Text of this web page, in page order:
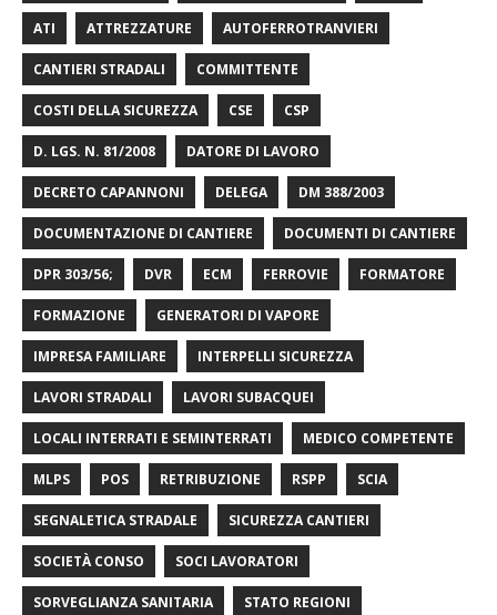
ATI ATTREZZATURE AUTOFERROTRANVIERI
CANTIERI STRADALI COMMITTENTE
COSTI DELLA SICUREZZA CSE CSP
D. LGS. N. 81/2008 DATORE DI LAVORO
DECRETO CAPANNONI DELEGA DM 388/2003
DOCUMENTAZIONE DI CANTIERE DOCUMENTI DI CANTIERE
DPR 303/56; DVR ECM FERROVIE FORMATORE
FORMAZIONE GENERATORI DI VAPORE
IMPRESA FAMILIARE INTERPELLI SICUREZZA
LAVORI STRADALI LAVORI SUBACQUEI
LOCALI INTERRATI E SEMINTERRATI MEDICO COMPETENTE
MLPS POS RETRIBUZIONE RSPP SCIA
SEGNALETICA STRADALE SICUREZZA CANTIERI
SOCIETÀ CONSO SOCI LAVORATORI
SORVEGLIANZA SANITARIA STATO REGIONI